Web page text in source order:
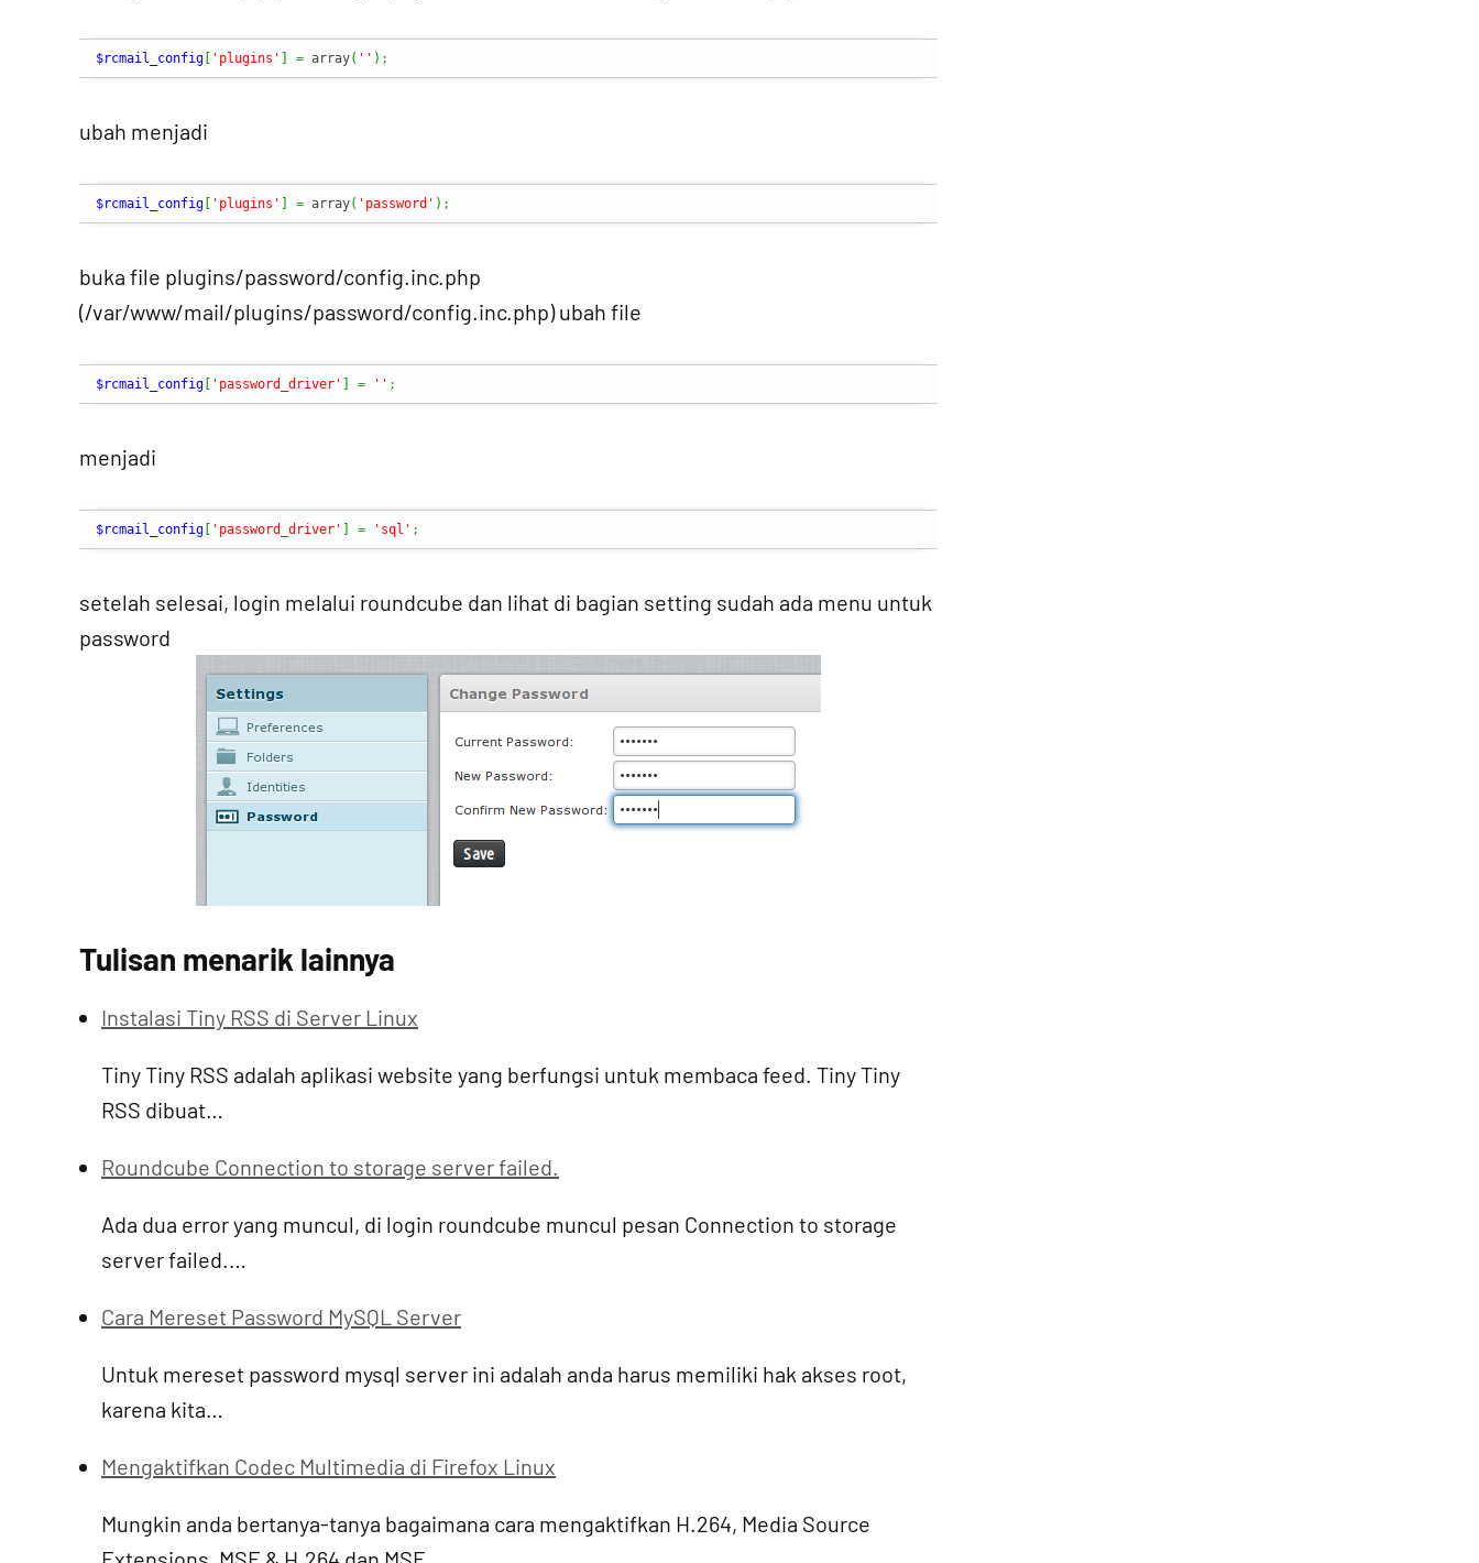
$rcmail_config 'plugins' = array( '' ) ;
ubah menjadi
$rcmail_config 'plugins' = array( 'password' ) ;
buka file plugins/password/config.inc.php
(/var/www/mail/plugins/password/config.inc.php) ubah file
$rcmail_config 'password_driver' = '' ;
menjadi
$rcmail_config 'password_driver' = 'sql' ;
setelah selesai, login melalui roundcube dan lihat di bagian setting sudah ada menu untuk
password
Tulisan menarik lainnya
Instalasi Tiny RSS di Server Linux
Tiny Tiny RSS adalah aplikasi website yang berfungsi untuk membaca feed. Tiny Tiny
RSS dibuat…
Roundcube Connection to storage server failed.
Ada dua error yang muncul, di login roundcube muncul pesan Connection to storage
server failed.…
Cara Mereset Password MySQL Server
Untuk mereset password mysql server ini adalah anda harus memiliki hak akses root,
karena kita…
Mengaktifkan Codec Multimedia di Firefox Linux
Mungkin anda bertanya-tanya bagaimana cara mengaktifkan H.264, Media Source